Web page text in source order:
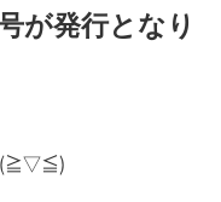
が発行となり
(≧▽≦)